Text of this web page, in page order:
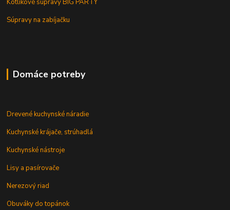
Kotlíkové súpravy BIG PARTY
Súpravy na zabíjačku
Domáce potreby
Drevené kuchynské náradie
Kuchynské krájače, strúhadlá
Kuchynské nástroje
Lisy a pasírovače
Nerezový riad
Obuváky do topánok